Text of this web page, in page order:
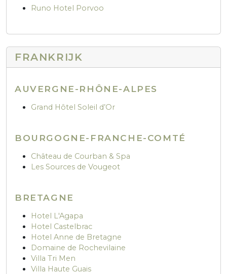
Runo Hotel Porvoo
FRANKRIJK
AUVERGNE-RHÔNE-ALPES
Grand Hôtel Soleil d’Or
BOURGOGNE-FRANCHE-COMTÉ
Château de Courban & Spa
Les Sources de Vougeot
BRETAGNE
Hotel L'Agapa
Hotel Castelbrac
Hotel Anne de Bretagne
Domaine de Rochevilaine
Villa Tri Men
Villa Haute Guais